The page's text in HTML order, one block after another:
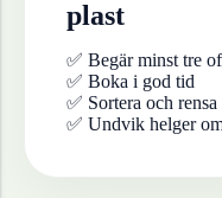
plast
✅ Begär minst tre
✅ Boka i god tid
✅ Sortera och
✅ Undvik helger